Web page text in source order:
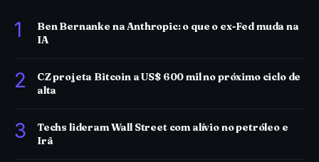
1
Ben Bernanke na Anthropic: o que o ex-Fed muda na
IA
2
CZ projeta Bitcoin a US$ 600 mil no próximo ciclo de
alta
3
Techs lideram Wall Street com alívio no petróleo e
Irã